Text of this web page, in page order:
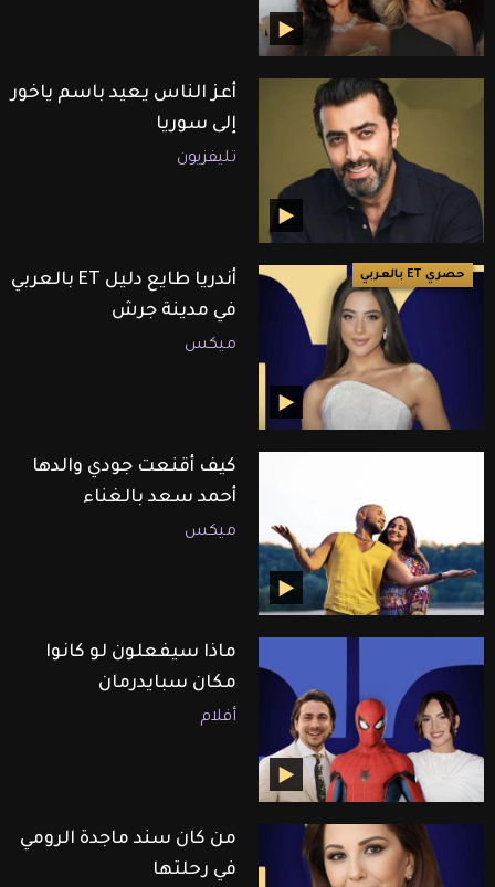
أعز الناس يعيد باسم ياخور
إلى سوريا
تليفزيون
حصري ET بالعربي
أندريا طايع دليل ET بالعربي
في مدينة جرش
ميكس
كيف أقنعت جودي والدها
أحمد سعد بالغناء
ميكس
ماذا سيفعلون لو كانوا
مكان سبايدرمان
أفلام
من كان سند ماجدة الرومي
في رحلتها